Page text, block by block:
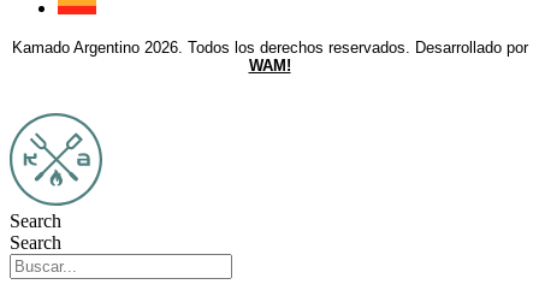
Kamado Argentino 2026. Todos los derechos reservados. Desarrollado por
WAM!
Search
Search